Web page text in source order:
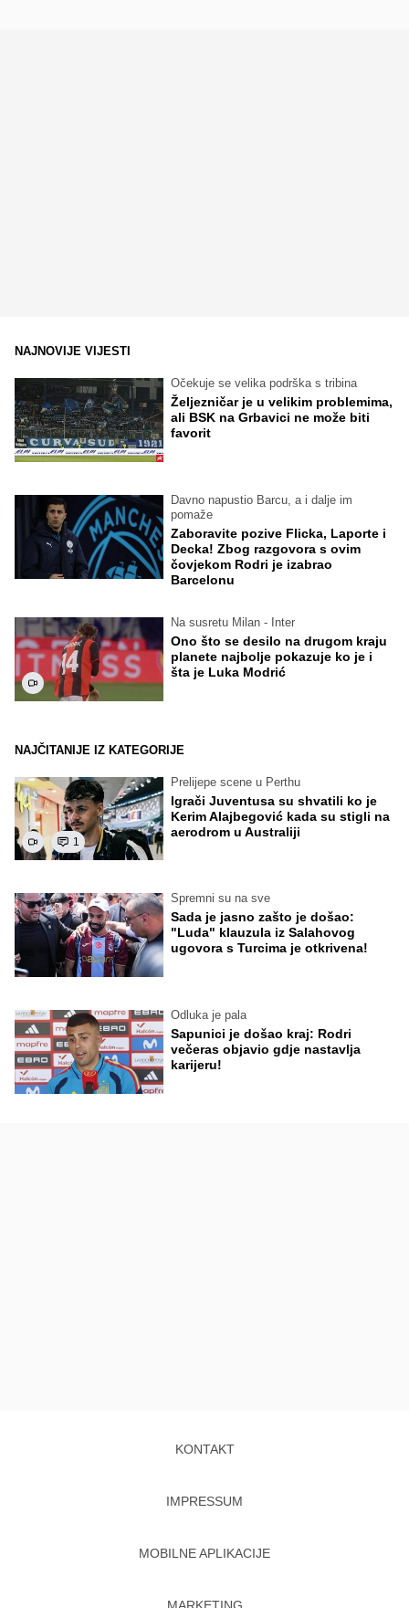
NAJNOVIJE VIJESTI
Očekuje se velika podrška s tribina
Željezničar je u velikim problemima,
ali BSK na Grbavici ne može biti
favorit
Davno napustio Barcu, a i dalje im
pomaže
Zaboravite pozive Flicka, Laporte i
Decka! Zbog razgovora s ovim
čovjekom Rodri je izabrao
Barcelonu
Na susretu Milan - Inter
Ono što se desilo na drugom kraju
planete najbolje pokazuje ko je i
šta je Luka Modrić
NAJČITANIJE IZ KATEGORIJE
1
Prelijepe scene u Perthu
Igrači Juventusa su shvatili ko je
Kerim Alajbegović kada su stigli na
aerodrom u Australiji
Spremni su na sve
Sada je jasno zašto je došao:
"Luda" klauzula iz Salahovog
ugovora s Turcima je otkrivena!
Odluka je pala
Sapunici je došao kraj: Rodri
večeras objavio gdje nastavlja
karijeru!
KONTAKT
IMPRESSUM
MOBILNE APLIKACIJE